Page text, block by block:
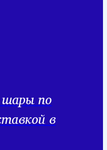
по
в